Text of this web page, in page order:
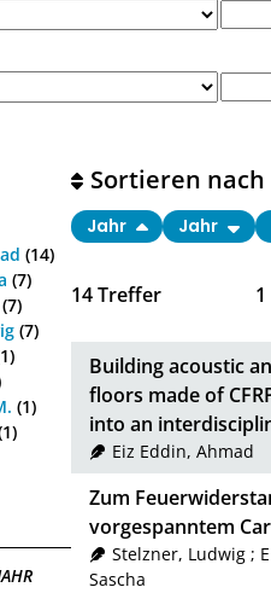
(14)
(7)
(7)
(7)
(1)
14Treffer 1
Sortieren nach
Jahr Jahr
Building acoustic
floors made of
into an
Eiz Eddin, Ahmad
Zum
vorgespanntem
Stelzner, Ludwig;
Sascha